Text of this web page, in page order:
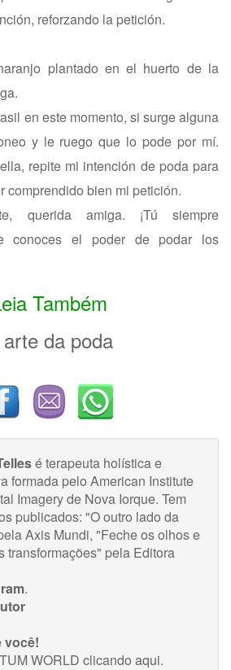
reforzando la petición.
plantado en el huerto de la
en este momento, si surge alguna
y le ruego que lo pode por mí.
repite mi intención de poda para
comprendido bien mi petición.
querida amiga. ¡Tú siempre
conoces el poder de podar los
Também
da poda
é terapeuta holística e
formada pelo American Institute
Imagery de Nova Iorque. Tem
publicados: "O outro lado da
Axis Mundi, "Feche os olhos e
transformações" pela Editora
.
você!
WORLD clicando aqui.